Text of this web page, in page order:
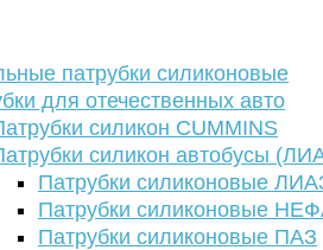
патрубки силиконовые
для отечественных авто
силикон CUMMINS
силикон автобусы
Патрубки силиконовые
Патрубки силиконовые
Патрубки силиконовые ПАЗ